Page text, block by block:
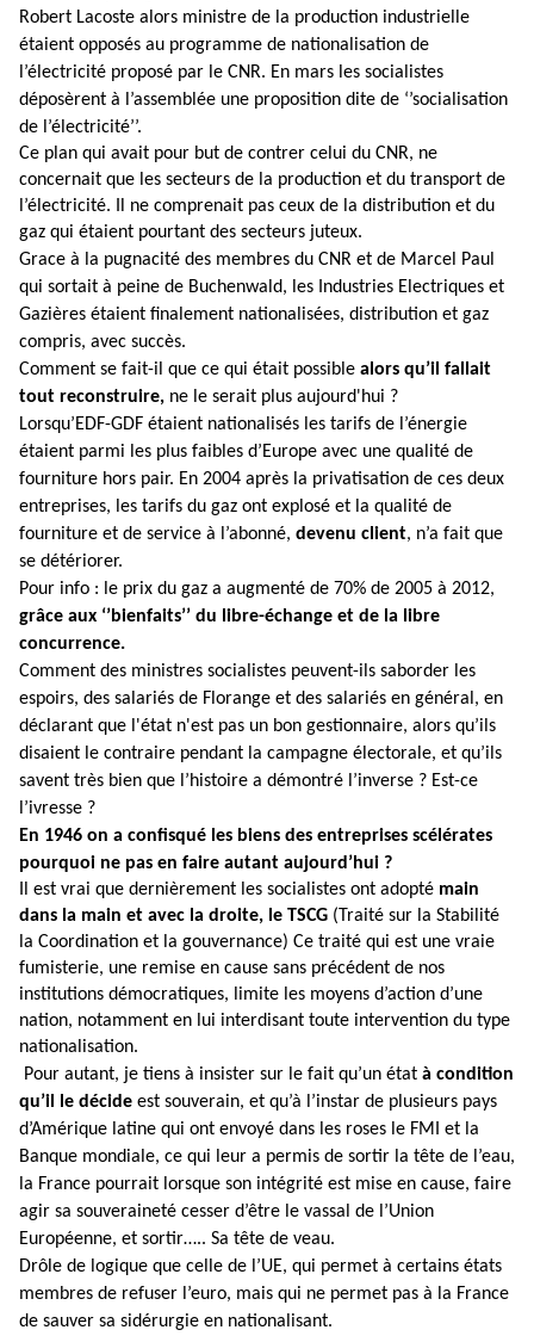
Robert Lacoste alors ministre de la production industrielle
étaient opposés au programme de nationalisation de
l’électricité proposé par le CNR. En mars les socialistes
déposèrent à l’assemblée une proposition dite de ‘’socialisation
de l’électricité’’.
Ce plan qui avait pour but de contrer celui du CNR, ne
concernait que les secteurs de la production et du transport de
l’électricité. Il ne comprenait pas ceux de la distribution et du
gaz qui étaient pourtant des secteurs juteux.
Grace à la pugnacité des membres du CNR et de Marcel Paul
qui sortait à peine de Buchenwald, les Industries Electriques et
Gazières étaient finalement nationalisées, distribution et gaz
compris, avec succès.
Comment se fait-il que ce qui était possible alors qu’il fallait
tout reconstruire, ne le serait plus aujourd'hui ?
Lorsqu’EDF-GDF étaient nationalisés les tarifs de l’énergie
étaient parmi les plus faibles d’Europe avec une qualité de
fourniture hors pair. En 2004 après la privatisation de ces deux
entreprises, les tarifs du gaz ont explosé et la qualité de
fourniture et de service à l’abonné, devenu client, n’a fait que
se détériorer.
Pour info : le prix du gaz a augmenté de 70% de 2005 à 2012,
grâce aux ‘’bienfaits’’ du libre-échange et de la libre
concurrence.
Comment des ministres socialistes peuvent-ils saborder les
espoirs, des salariés de Florange et des salariés en général, en
déclarant que l'état n'est pas un bon gestionnaire, alors qu’ils
disaient le contraire pendant la campagne électorale, et qu’ils
savent très bien que l’histoire a démontré l’inverse ? Est-ce
l’ivresse ?
En 1946 on a confisqué les biens des entreprises scélérates
pourquoi ne pas en faire autant aujourd’hui ?
Il est vrai que dernièrement les socialistes ont adopté main
dans la main et avec la droite, le TSCG (Traité sur la Stabilité
la Coordination et la gouvernance) Ce traité qui est une vraie
fumisterie, une remise en cause sans précédent de nos
institutions démocratiques, limite les moyens d’action d’une
nation, notamment en lui interdisant toute intervention du type
nationalisation.
Pour autant, je tiens à insister sur le fait qu’un état à condition
qu’il le décide est souverain, et qu’à l’instar de plusieurs pays
d’Amérique latine qui ont envoyé dans les roses le FMI et la
Banque mondiale, ce qui leur a permis de sortir la tête de l’eau,
la France pourrait lorsque son intégrité est mise en cause, faire
agir sa souveraineté cesser d’être le vassal de l’Union
Européenne, et sortir….. Sa tête de veau.
Drôle de logique que celle de l’UE, qui permet à certains états
membres de refuser l’euro, mais qui ne permet pas à la France
de sauver sa sidérurgie en nationalisant.